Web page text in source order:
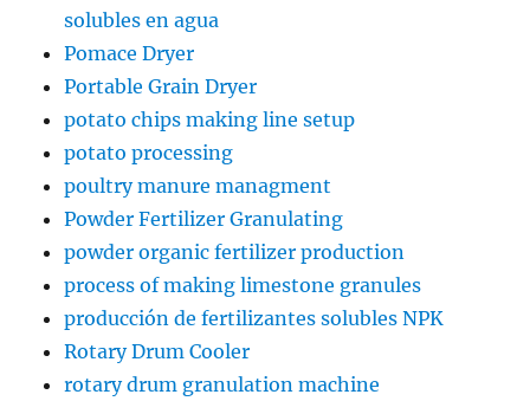
solubles en agua
Pomace Dryer
Portable Grain Dryer
potato chips making line setup
potato processing
poultry manure managment
Powder Fertilizer Granulating
powder organic fertilizer production
process of making limestone granules
producción de fertilizantes solubles NPK
Rotary Drum Cooler
rotary drum granulation machine